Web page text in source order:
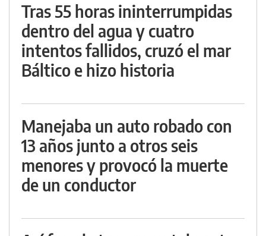
Tras 55 horas ininterrumpidas
dentro del agua y cuatro
intentos fallidos, cruzó el mar
Báltico e hizo historia
Manejaba un auto robado con
13 años junto a otros seis
menores y provocó la muerte
de un conductor